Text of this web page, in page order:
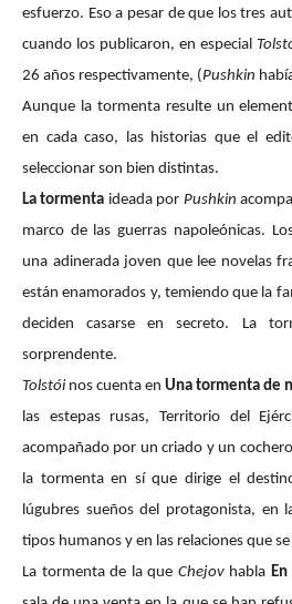
esfuerzo. Eso a pesar de que los tres
cuando los publicaron, en especial
26 años respectivamente, (Pushkin
Aunque la tormenta resulte un
en cada caso, las historias que el
seleccionar son bien distintas.
La tormenta ideada por Pushkin
marco de las guerras napoleónicas.
una adinerada joven que lee novelas
están enamorados y, temiendo que la
deciden casarse en secreto. La
sorprendente.
Tolstói nos cuenta en Una tormenta de
las estepas rusas, Territorio del
acompañado por un criado y un
la tormenta en sí que dirige el
lúgubres sueños del protagonista, en
tipos humanos y en las relaciones que
La tormenta de la que Chejov habla